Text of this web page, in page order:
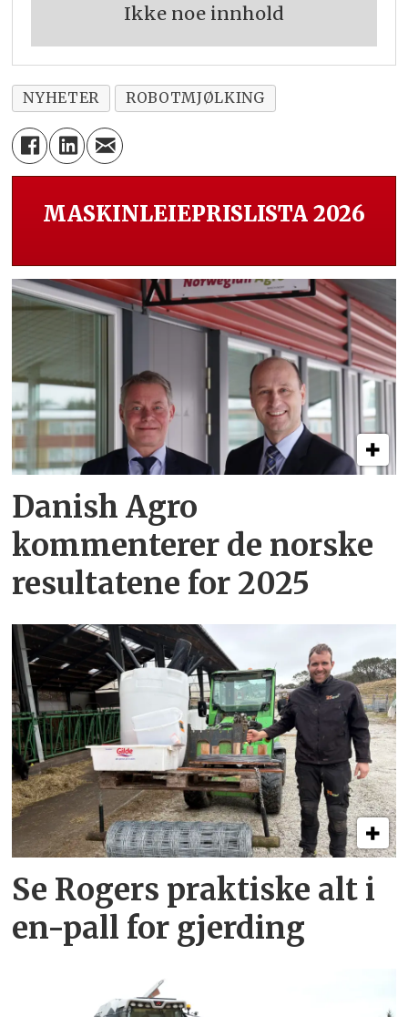
Ikke noe innhold
NYHETER ROBOTMJØLKING
MASKINLEIEPRISLISTA 2026
Danish Agro
kommenterer de norske
resultatene for 2025
Se Rogers praktiske alt i
en-pall for gjerding